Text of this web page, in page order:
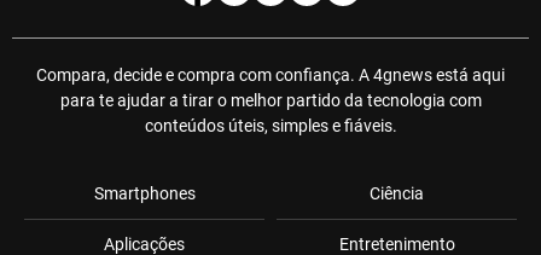
Compara, decide e compra com confiança. A 4gnews está aqui
para te ajudar a tirar o melhor partido da tecnologia com
conteúdos úteis, simples e fiáveis.
Smartphones
Aplicações
Ciência
Entretenimento